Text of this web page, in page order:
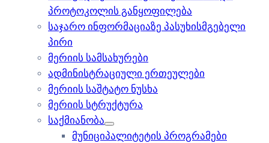
პროტოკოლის განყოფილება
საჯარო ინფორმაციაზე პასუხისმგებელი
პირი
მერიის სამსახურები
ადმინისტრაციული ერთეულები
მერიის საშტატო ნუსხა
მერიის სტრუქტურა
საქმიანობა
მუნიციპალიტეტის პროგრამები